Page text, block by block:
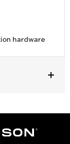
hardware
with
bolt circle